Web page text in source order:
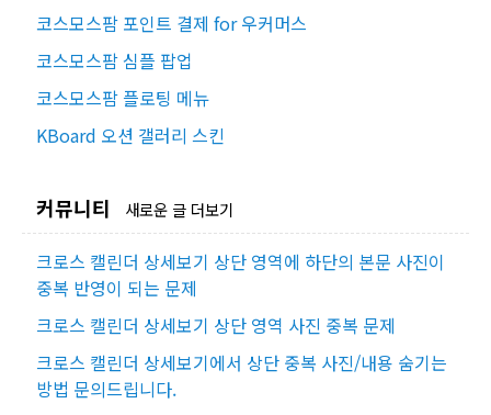
코스모스팜 포인트 결제 for 우커머스
코스모스팜 심플 팝업
코스모스팜 플로팅 메뉴
KBoard 오션 갤러리 스킨
커뮤니티 새로운 글 더보기
크로스 캘린더 상세보기 상단 영역에 하단의 본문 사진이
중복 반영이 되는 문제
크로스 캘린더 상세보기 상단 영역 사진 중복 문제
크로스 캘린더 상세보기에서 상단 중복 사진/내용 숨기는
방법 문의드립니다.